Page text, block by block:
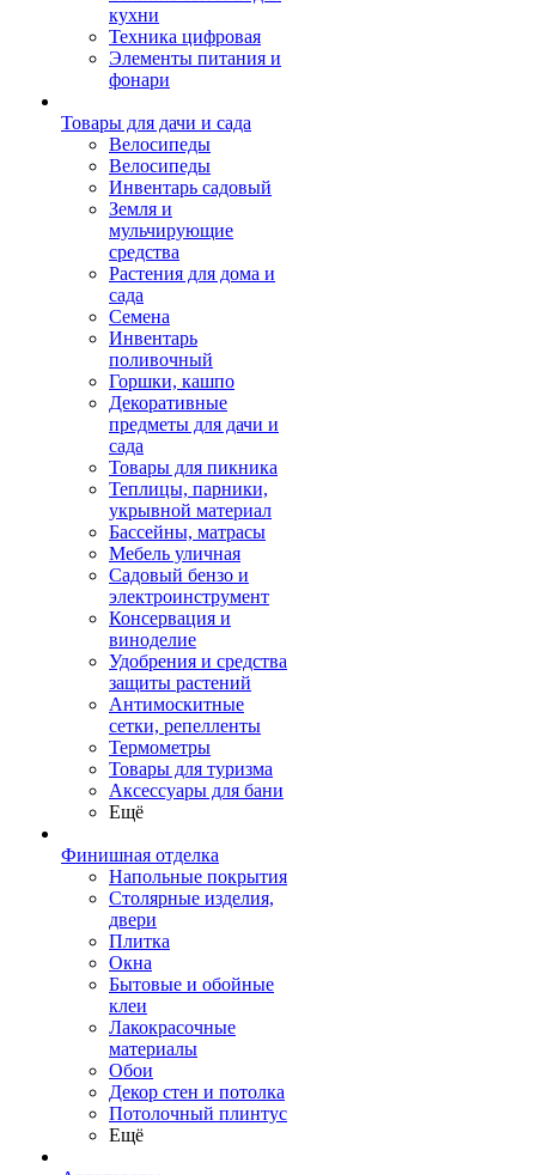
кухни
Техника цифровая
Элементы питания и
фонари
Товары для дачи и сада
Велосипеды
Велосипеды
Инвентарь садовый
Земля и
мульчирующие
средства
Растения для дома и
сада
Семена
Инвентарь
поливочный
Горшки, кашпо
Декоративные
предметы для дачи и
сада
Товары для пикника
Теплицы, парники,
укрывной материал
Бассейны, матрасы
Мебель уличная
Садовый бензо и
электроинструмент
Консервация и
виноделие
Удобрения и средства
защиты растений
Антимоскитные
сетки, репелленты
Термометры
Товары для туризма
Аксессуары для бани
Ещё
Финишная отделка
Напольные покрытия
Столярные изделия,
двери
Плитка
Окна
Бытовые и обойные
клеи
Лакокрасочные
материалы
Обои
Декор стен и потолка
Потолочный плинтус
Ещё